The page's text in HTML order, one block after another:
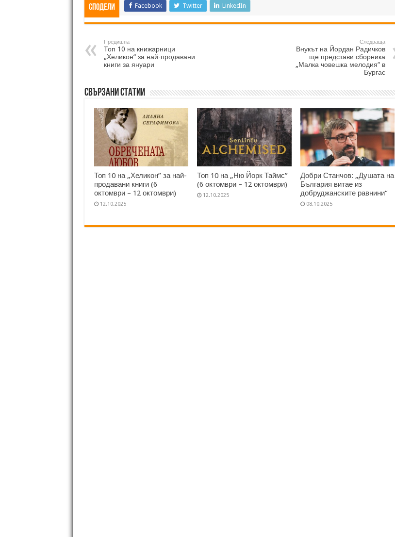
Сподели Facebook Twitter LinkedIn
Предишна
Топ 10 на книжарници
„Хеликон“ за най-продавани
книги за януари
Следваща
Внукът на Йордан Радичков
ще представи сборника
„Малка човешка мелодия“ в
Бургас
Свързани статии
Топ 10 на „Хеликон” за най-
продавани книги (6
октомври – 12 октомври)
12.10.2025
Топ 10 на „Ню Йорк Таймс”
(6 октомври – 12 октомври)
12.10.2025
Добри Станчов: „Душата на
България витае из
добруджанските равнини“
08.10.2025